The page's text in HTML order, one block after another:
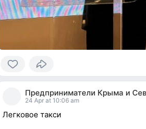
0
reactedПредприниматели Крыма и
24 Apr at 10:06 am
Легковое такси